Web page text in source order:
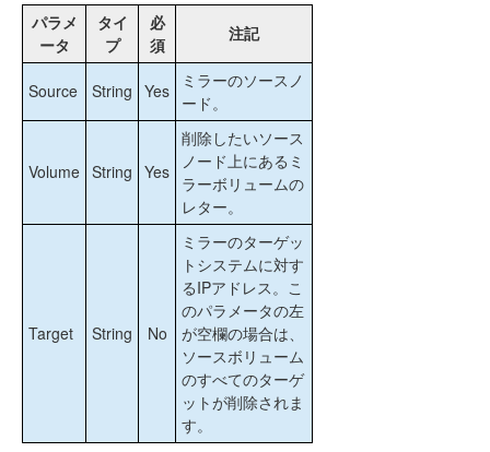
セカンダリサーバの障害
大量書き込みに対する考慮事項
CHKDSK に関する考慮事項
DKSUPPORT
DKHEALTHCHECK
イベントログの考慮事項
ディスク管理の使用
レジストリエントリ
SIOS DataKeeper で EMCMD を使用する
SIOS DataKeeperでDKPwrShellを使用する
New-DataKeeperMirror
New-DataKeeperJob
Remove-DataKeeperMirror
Remove-DataKeeperJob
Add-DataKeeperJobPair
Get-DataKeeperVolumeInfo
ユーザーガイド
パラメ
ータ
タイ
プ
必
須
注記
Source String Yes
ミラーのソースノ
ード。
Volume String Yes
削除したいソース
ノード上にあるミ
ラーボリュームの
レター。
Target String No
ミラーのターゲッ
トシステムに対す
るIPアドレス。こ
のパラメータの左
が空欄の場合は、
ソースボリューム
のすべてのターゲ
ットが削除されま
す。